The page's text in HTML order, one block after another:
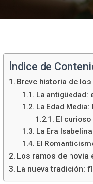
Índice de
Breve historia de
La antigüedad:
La Edad
El
La Era
El
Los ramos de novia
La nueva tradición: